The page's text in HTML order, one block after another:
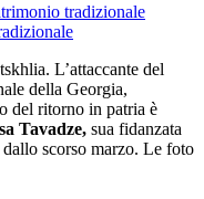
tradizionale
L’attaccante del
della Georgia,
del ritorno in patria è
Tavadze, sua fidanzata
scorso marzo. Le foto